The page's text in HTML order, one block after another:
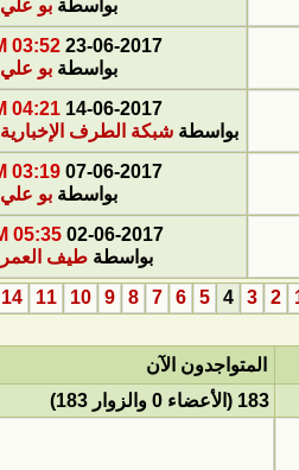
بواسطة بو علي
23-06-2017
03:52 PM
بواسطة بو علي
14-06-2017
04:21 PM
بواسطة شبكة الطرف الإخبارية
07-06-2017
03:19 PM
بواسطة بو علي
02-06-2017
05:35 AM
بواسطة طيف العمر
2
3
4
5
6
7
8
9
10
11
14
المتواجدون الآن
183 (الأعضاء 0 والزوار 183)